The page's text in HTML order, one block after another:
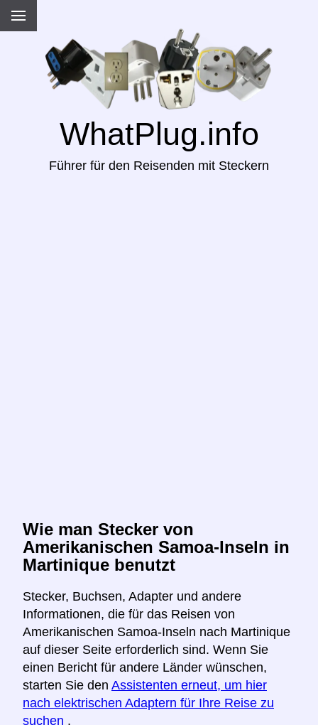
WhatPlug.info
Führer für den Reisenden mit Steckern
Wie man Stecker von
Amerikanischen Samoa-Inseln in
Martinique benutzt
Stecker, Buchsen, Adapter und andere
Informationen, die für das Reisen von
Amerikanischen Samoa-Inseln nach Martinique
auf dieser Seite erforderlich sind. Wenn Sie
einen Bericht für andere Länder wünschen,
starten Sie den Assistenten erneut, um hier
nach elektrischen Adaptern für Ihre Reise zu
suchen .